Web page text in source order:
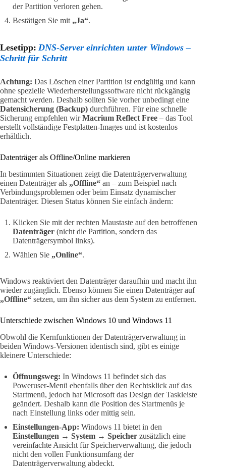
der Partition verloren gehen.
Bestätigen Sie mit „Ja“.
Lesetipp: DNS-Server einrichten unter Windows –
Schritt für Schritt
Achtung: Das Löschen einer Partition ist endgültig und kann
ohne spezielle Wiederherstellungssoftware nicht rückgängig
gemacht werden. Deshalb sollten Sie vorher unbedingt eine
Datensicherung (Backup) durchführen. Für eine schnelle
Sicherung empfehlen wirMacrium Reflect Free – das Tool
erstellt vollständige Festplatten-Images und ist kostenlos
erhältlich.
Datenträger als Offline/Online markieren
In bestimmten Situationen zeigt die Datenträgerverwaltung
einen Datenträger als „Offline“ an – zum Beispiel nach
Verbindungsproblemen oder beim Einsatz dynamischer
Datenträger. Diesen Status können Sie einfach ändern:
Klicken Sie mit der rechten Maustaste auf den betroffenen
Datenträger (nicht die Partition, sondern das
Datenträgersymbol links).
Wählen Sie „Online“.
Windows reaktiviert den Datenträger daraufhin und macht ihn
wieder zugänglich. Ebenso können Sie einen Datenträger auf
„Offline“ setzen, um ihn sicher aus dem System zu entfernen.
Unterschiede zwischen Windows 10 und Windows 11
Obwohl die Kernfunktionen der Datenträgerverwaltung in
beiden Windows-Versionen identisch sind, gibt es einige
kleinere Unterschiede:
Öffnungsweg: In Windows 11 befindet sich das
Poweruser-Menü ebenfalls über den Rechtsklick auf das
Startmenü, jedoch hat Microsoft das Design der Taskleiste
geändert. Deshalb kann die Position des Startmenüs je
nach Einstellung links oder mittig sein.
Einstellungen-App: Windows 11 bietet in den
Einstellungen → System → Speicher zusätzlich eine
vereinfachte Ansicht für Speicherverwaltung, die jedoch
nicht den vollen Funktionsumfang der
Datenträgerverwaltung abdeckt.